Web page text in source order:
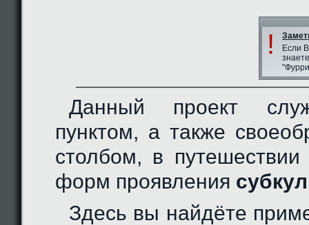
!
Если
Данный проект
пунктом, а также
столбом, в
форм проявления
Здесь вы найдёте